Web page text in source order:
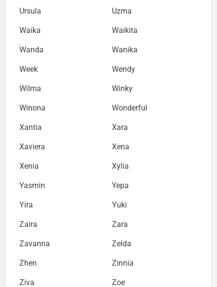
Ursula Uzma
Waika Waikita
Wanda Wanika
Week Wendy
Wilma Winky
Winona Wonderful
Xantia Xara
Xaviera Xena
Xenia Xylia
Yasmin Yepa
Yira Yuki
Zaira Zara
Zavanna Zelda
Zhen Zinnia
Ziva Zoe